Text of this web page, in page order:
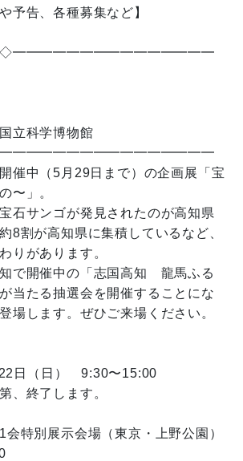
告、各種募集など】
立科学博物館
催中（5月29日まで）の企画展「宝
〜」。
石サンゴが発見されたのが高知県
8割が高知県に集積しているなど、
りがあります。
で開催中の「志国高知 龍馬ふる
当たる抽選会を開催することにな
場します。ぜひご来場ください。
日（日） 9:30〜15:00
終了します。
別展示会場（東京・上野公園）